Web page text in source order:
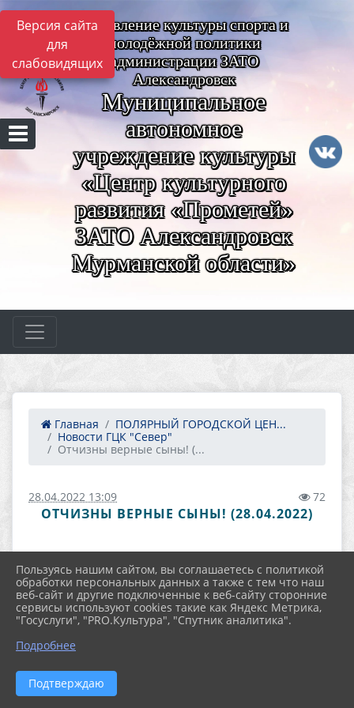
Версия сайта
для
слабовидящих
Управление культуры спорта и
молодёжной политики
администрации ЗАТО
Александровск
Муниципальное
автономное
учреждение культуры
«Центр культурного
развития «Прометей»
ЗАТО Александровск
Мурманской области»
Главная
ПОЛЯРНЫЙ ГОРОДСКОЙ ЦЕН...
Новости ГЦК "Север"
Отчизны верные сыны! (...
28.04.2022 13:09 72
ОТЧИЗНЫ ВЕРНЫЕ СЫНЫ! (28.04.2022)
Пользуясь нашим сайтом, вы соглашаетесь с политикой
обработки персональных данных а также с тем что наш
веб-сайт и другие подключенные к веб-сайту сторонние
сервисы используют cookies такие как Яндекс Метрика,
"Госуслуги", "PRO.Культура", "Спутник аналитика".
Подробнее
Подтверждаю